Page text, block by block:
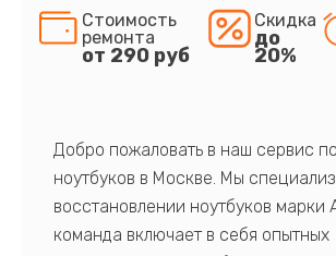
Стоимость
ремонта
от 290 руб
Скидка
до
20%
Добро пожаловать в наш сервис
ноутбуков в Москве. Мы
восстановлении ноутбуков марки
команда включает в себя опытных